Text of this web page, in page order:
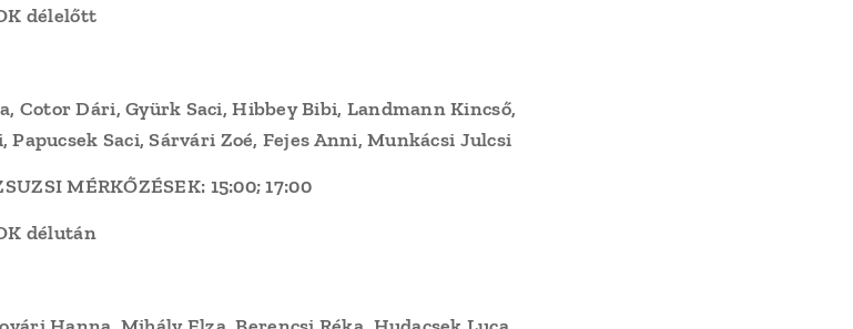
délelőtt
Cotor Dári, Gyürk Saci, Hibbey Bibi, Landmann Kincső,
Saci, Sárvári Zoé, Fejes Anni, Munkácsi Julcsi
MÉRKŐZÉSEK: 15:00; 17:00
délután